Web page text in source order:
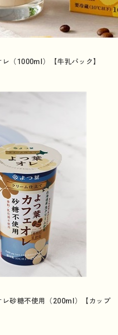
（1000ml）【牛乳パック】
レ砂糖不使用（200ml）【カップ